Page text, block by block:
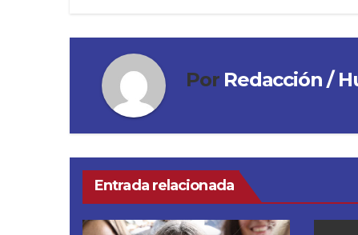
Por Redacción /
Entrada relacionada